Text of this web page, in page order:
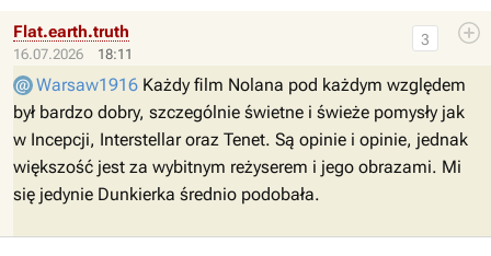
16.07.2026 18:11
3
Flat.earth.truth
Warsaw1916 Każdy film Nolana pod każdym względem
był bardzo dobry, szczególnie świetne i świeże pomysły jak
w Incepcji, Interstellar oraz Tenet. Są opinie i opinie, jednak
większość jest za wybitnym reżyserem i jego obrazami. Mi
się jedynie Dunkierka średnio podobała.